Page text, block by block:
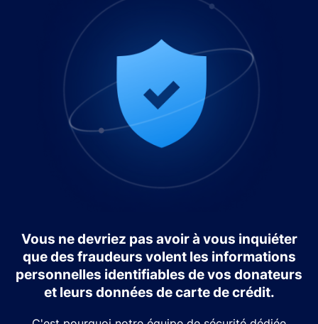
Vous ne devriez pas avoir à vous inquiéter
que des fraudeurs volent les informations
personnelles identifiables de vos donateurs
et leurs données de carte de crédit.